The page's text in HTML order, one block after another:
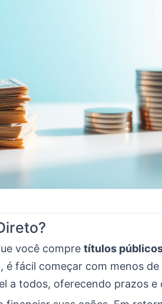
você compre títulos
é fácil começar com menos de
a todos, oferecendo prazos e